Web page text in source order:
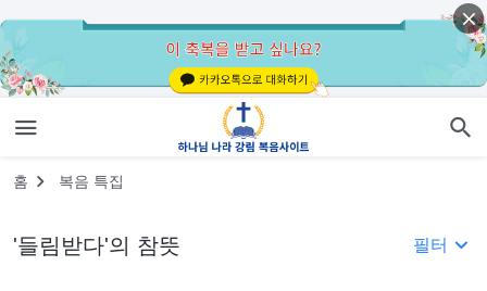
홈 복음 특집
'들림받다'의 참뜻 필터